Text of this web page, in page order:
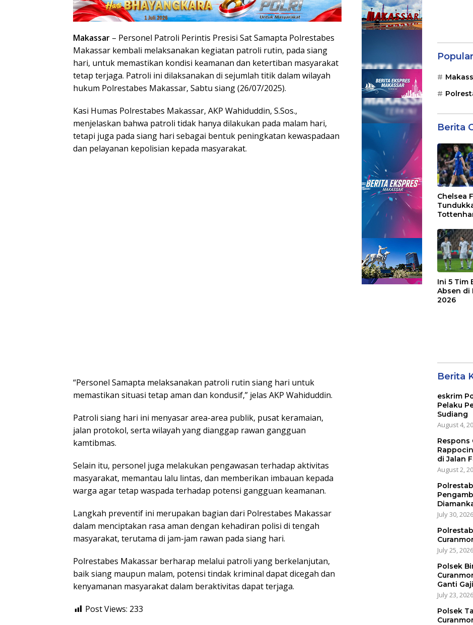
Makassar – Personel Patroli Perintis Presisi Sat Samapta Polrestabes
Makassar kembali melaksanakan kegiatan patroli rutin, pada siang
hari, untuk memastikan kondisi keamanan dan ketertiban masyarakat
tetap terjaga. Patroli ini dilaksanakan di sejumlah titik dalam wilayah
hukum Polrestabes Makassar, Sabtu siang (26/07/2025).
Kasi Humas Polrestabes Makassar, AKP Wahiduddin, S.Sos.,
menjelaskan bahwa patroli tidak hanya dilakukan pada malam hari,
tetapi juga pada siang hari sebagai bentuk peningkatan kewaspadaan
dan pelayanan kepolisian kepada masyarakat.
“Personel Samapta melaksanakan patroli rutin siang hari untuk
memastikan situasi tetap aman dan kondusif,” jelas AKP Wahiduddin.
Patroli siang hari ini menyasar area-area publik, pusat keramaian,
jalan protokol, serta wilayah yang dianggap rawan gangguan
kamtibmas.
Selain itu, personel juga melakukan pengawasan terhadap aktivitas
masyarakat, memantau lalu lintas, dan memberikan imbauan kepada
warga agar tetap waspada terhadap potensi gangguan keamanan.
Langkah preventif ini merupakan bagian dari Polrestabes Makassar
dalam menciptakan rasa aman dengan kehadiran polisi di tengah
masyarakat, terutama di jam-jam rawan pada siang hari.
Polrestabes Makassar berharap melalui patroli yang berkelanjutan,
baik siang maupun malam, potensi tindak kriminal dapat dicegah dan
kenyamanan masyarakat dalam beraktivitas dapat terjaga.
Post Views: 233
Berita
Chelsea
Bridge
Ini 5 Tim
Absen di
2026
Berita
eskrim
Pelaku
Sudiang
August 4,
Respons
di Jalan
August 2,
July 30, 2026
July 25, 2026
Polsek
Ganti Gaji
July 23, 2026
Polsek